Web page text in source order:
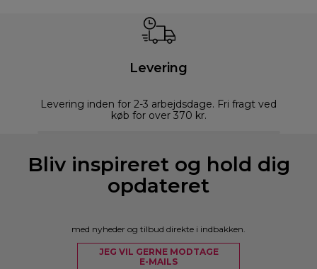
Levering
Levering inden for 2-3 arbejdsdage. Fri fragt ved
køb for over 370 kr.
Bliv inspireret og hold dig
opdateret
med nyheder og tilbud direkte i indbakken.
JEG VIL GERNE MODTAGE
E-MAILS